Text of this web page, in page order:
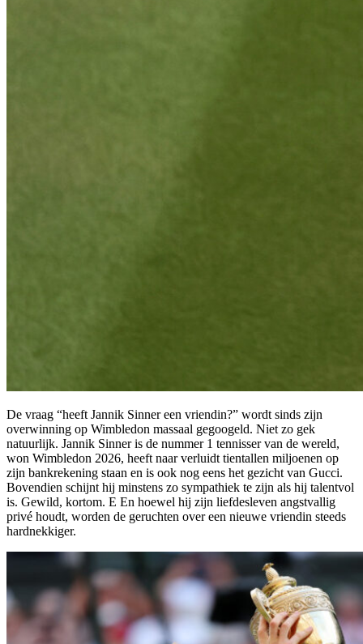
De vraag “heeft Jannik Sinner een vriendin?” wordt sinds zijn
overwinning op Wimbledon massaal gegoogeld. Niet zo gek
natuurlijk. Jannik Sinner is de nummer 1 tennisser van de wereld,
won Wimbledon 2026, heeft naar verluidt tientallen miljoenen op
zijn bankrekening staan en is ook nog eens het gezicht van Gucci.
Bovendien schijnt hij minstens zo sympathiek te zijn als hij talentvol
is. Gewild, kortom. E En hoewel hij zijn liefdesleven angstvallig
privé houdt, worden de geruchten over een nieuwe vriendin steeds
hardnekkiger.